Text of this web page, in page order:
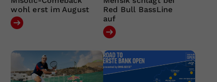
wohl erst im August
Red Bull BassLine
auf